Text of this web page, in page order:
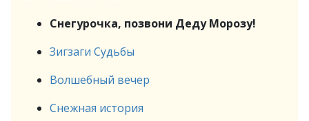
Снегурочка, позвони Деду Морозу!
Зигзаги Судьбы
Волшебный вечер
Снежная история